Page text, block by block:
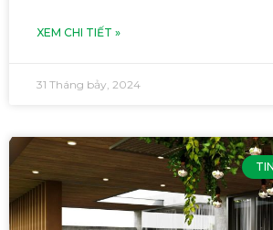
XEM CHI TIẾT »
31 Tháng bảy, 2024